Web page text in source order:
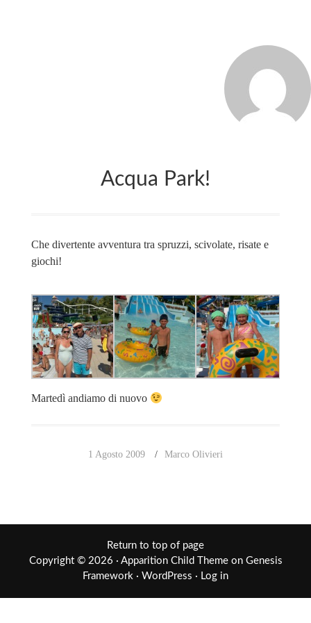
Acqua Park!
Che divertente avventura tra spruzzi, scivolate, risate e
giochi!
Martedì andiamo di nuovo
1 Agosto 2009 Marco Olivieri
Return to top of page
Copyright © 2026 · Apparition Child Themeon Genesis
Framework · WordPress · Log in